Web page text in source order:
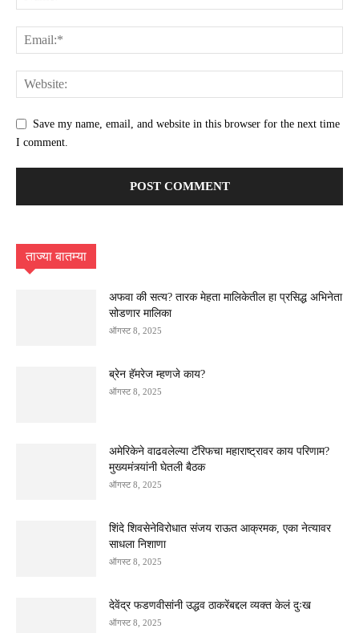
Save my name, email, and website in this browser for the next time
I comment.
ताज्या बातम्या
अफवा की सत्य? तारक मेहता मालिकेतील हा प्रसिद्ध अभिनेता
सोडणार मालिका
ऑगस्ट 8, 2025
ब्रेन हॅमरेज म्हणजे काय?
ऑगस्ट 8, 2025
अमेरिकेने वाढवलेल्या टॅरिफचा महाराष्ट्रावर काय परिणाम?
मुख्यमंत्र्यांनी घेतली बैठक
ऑगस्ट 8, 2025
शिंदे शिवसेनेविरोधात संजय राऊत आक्रमक, एका नेत्यावर
साधला निशाणा
ऑगस्ट 8, 2025
देवेंद्र फडणवीसांनी उद्धव ठाकरेंबद्दल व्यक्त केलं दुःख
ऑगस्ट 8, 2025